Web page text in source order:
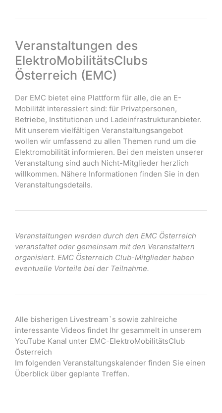
Veranstaltungen des
ElektroMobilitätsClubs
Österreich (EMC)
Der EMC bietet eine Plattform für alle, die an E-
Mobilität interessiert sind: für Privatpersonen,
Betriebe, Institutionen und Ladeinfrastrukturanbieter.
Mit unserem vielfältigen Veranstaltungsangebot
wollen wir umfassend zu allen Themen rund um die
Elektromobilität informieren. Bei den meisten unserer
Veranstaltung sind auch Nicht-Mitglieder herzlich
willkommen. Nähere Informationen finden Sie in den
Veranstaltungsdetails.
Veranstaltungen werden durch den EMC Österreich
veranstaltet oder gemeinsam mit den Veranstaltern
organisiert. EMC Österreich Club-Mitglieder haben
eventuelle Vorteile bei der Teilnahme.
Alle bisherigen Livestream`s sowie zahlreiche
interessante Videos findet Ihr gesammelt in unserem
YouTube Kanal unter EMC-ElektroMobilitätsClub
Österreich
Im folgenden Veranstaltungskalender finden Sie einen
Überblick über geplante Treffen.